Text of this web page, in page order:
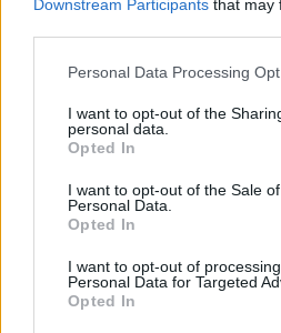
Downstream Participants that may
Please note that this website/app
not limited to your visit or usage
grant or deny consent to Google
use your data for below specified
consent section.
Personal Data Processing
I want to opt-out of the
personal data.
Opted In
I want to opt-out of the Sale
Personal Data.
Opted In
I want to opt-out of
Personal Data for Targeted
Opted In
„Ati (Nagy Attila) a
ott lesz velünk minden
közösen álmodtuk meg a
közösen építettük fel, nem is
nélküle a versenyzést. A
Bán Viktort kértük fel, aki
is rendelkezik, nagyon jó
biztos vagyok benne, hogy
csapatunkhoz. Vitya pedig
felkérést.“